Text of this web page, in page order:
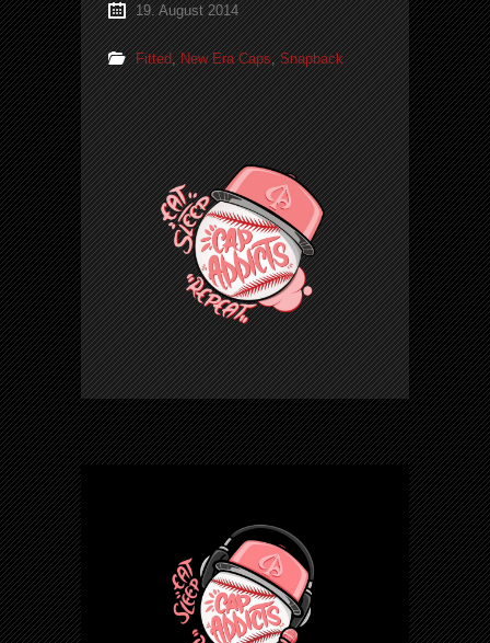
19. August 2014
Fitted,New Era Caps,Snapback